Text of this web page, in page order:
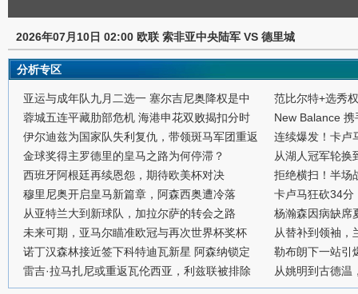
2026年07月10日 02:00 欧联 索非亚中央陆军 VS 德里城
分析专区
亚运与成年队九月二选一 塞尔吉尼奥降权是中
蓉城五连平藏肋部危机 海港申花双败揭扣分时
伊尔迪兹为国家队失利复仇，带领斑马军团重返
金球奖得主罗德里的皇马之路为何停滞？
西班牙阿根廷再续恩怨，期待欧美杯对决
穆里尼奥开启皇马新篇章，阿森西奥遭冷落
从亚特兰大到新球队，加拉尔萨的转会之路
未来可期，亚马尔瞄准欧冠与再次世界杯奖杯
诺丁汉森林接近签下科特迪瓦新星 阿森纳锁定
雷吉·拉马扎尼或重返瓦伦西亚，利兹联被排除
范比尔特+选秀
New Balance
连续爆发！卡卢
从湖人冠军轮换
拒绝横扫！半场
卡卢马狂砍34分
杨瀚森因病缺席
从替补到领袖，
勒布朗下一站引
从姚明到古德温